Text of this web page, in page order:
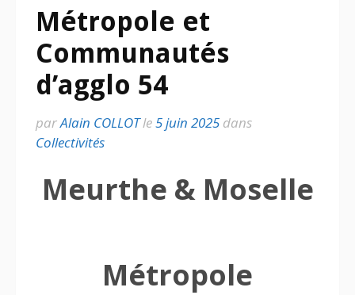
Métropole et
Communautés
d’agglo 54
parAlain COLLOTle5 juin 2025 dans
Collectivités
Meurthe & Moselle
Métropole